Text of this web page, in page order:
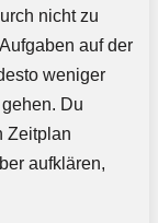
nicht zu
auf der
weniger
Du
Zeitplan
aufklären,